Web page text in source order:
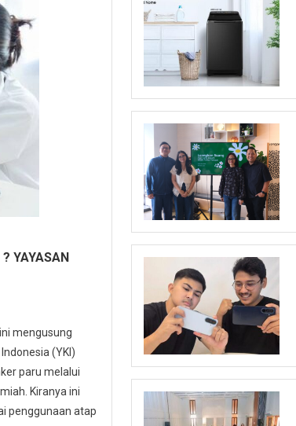
YAYASAN
mengusung
(YKI)
paru melalui
Kiranya ini
penggunaan atap